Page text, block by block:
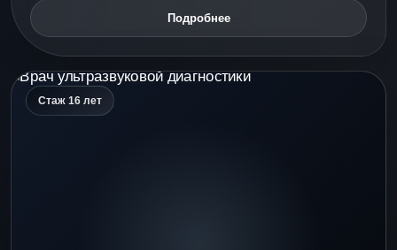
Подробнее
Стаж 16 лет